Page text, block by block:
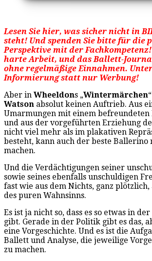
Lesen Sie hier, was sicher nicht in
steht! Und spenden Sie bitte für die
Perspektive mit der
harte Arbeit, und das Ballett-
ohne regelmäßige Einnahmen.
Informierung statt nur Werbung!
Aber in Wheeldons „Wintermärchen
Watson absolut keinen Auftrieb. Aus
Umarmungen mit einem
und aus der vorgeführten Erziehung
nicht viel mehr als im plakativen
besteht, kann auch der beste Ballerino
machen.
Und die Verdächtigungen seiner
sowie seines ebenfalls unschuldigen
fast wie aus dem Nichts, ganz
des puren Wahnsinns.
Es ist ja nicht so, dass es so etwas in
gibt. Gerade in der Politik gibt es das,
eine Vorgeschichte. Und es ist die
Ballett und Analyse, die jeweilige
zu machen.